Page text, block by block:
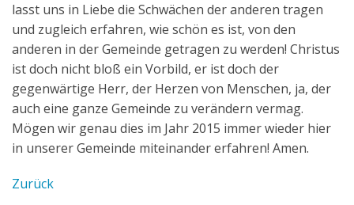
lasst uns in Liebe die Schwächen der anderen tragen
und zugleich erfahren, wie schön es ist, von den
anderen in der Gemeinde getragen zu werden! Christus
ist doch nicht bloß ein Vorbild, er ist doch der
gegenwärtige Herr, der Herzen von Menschen, ja, der
auch eine ganze Gemeinde zu verändern vermag.
Mögen wir genau dies im Jahr 2015 immer wieder hier
in unserer Gemeinde miteinander erfahren! Amen.
Zurück